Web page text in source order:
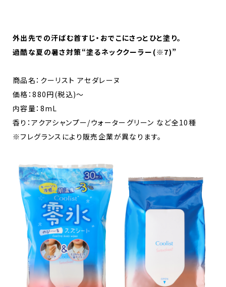
外出先での汗ばむ首すじ・おでこにさっとひと塗り。
過酷な夏の暑さ対策“塗るネッククーラー(※7)”
商品名：クーリスト アセダレーヌ
価格：880円(税込)～
内容量：8mL
香り：アクアシャンプー/ウォーターグリーン など全10種
※フレグランスにより販売企業が異なります。